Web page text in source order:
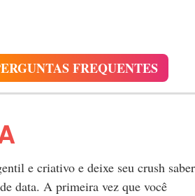
FREQUENTES
e criativo e deixe seu crush saber
data. A primeira vez que você